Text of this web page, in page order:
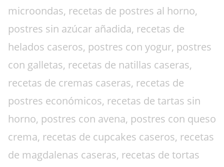
microondas, recetas de postres al horno,
postres sin azúcar añadida, recetas de
helados caseros, postres con yogur, postres
con galletas, recetas de natillas caseras,
recetas de cremas caseras, recetas de
postres económicos, recetas de tartas sin
horno, postres con avena, postres con queso
crema, recetas de cupcakes caseros, recetas
de magdalenas caseras, recetas de tortas